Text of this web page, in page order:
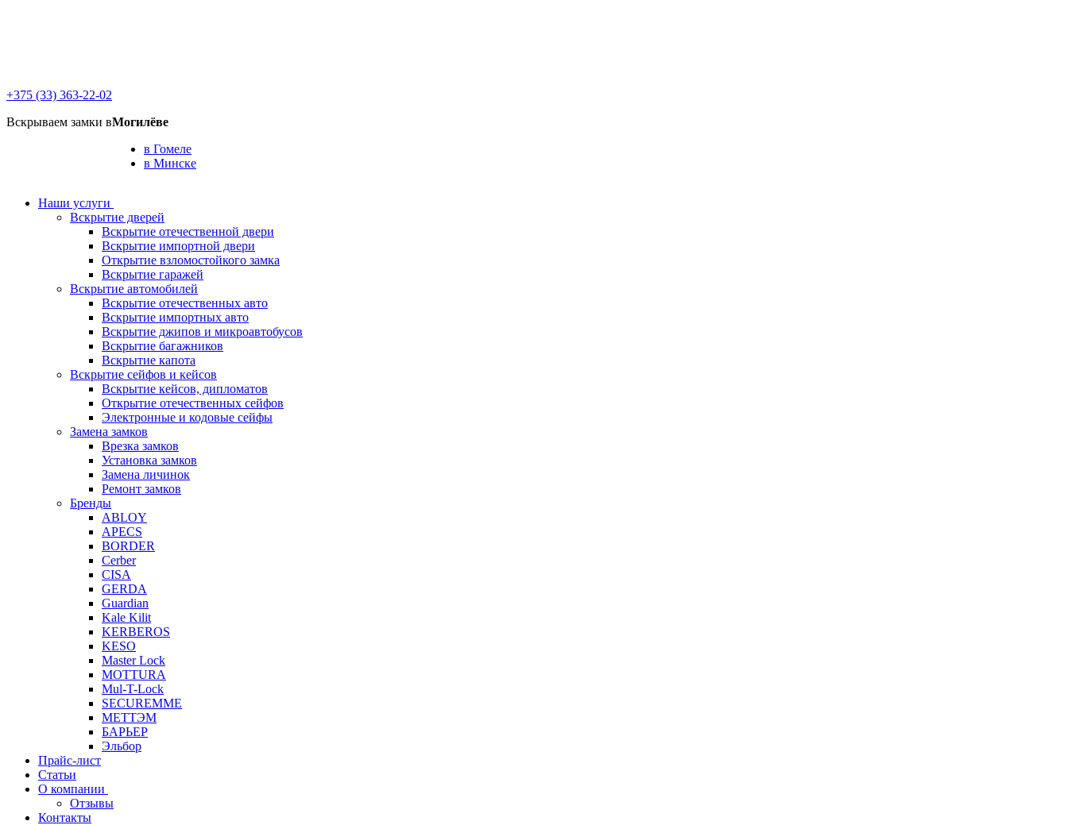
+375 (33) 363-22-02
Вскрываем замки вМогилёве
в Гомеле
в Минске
Наши услуги
Вскрытие дверей
Вскрытие отечественной двери
Вскрытие импортной двери
Открытие взломостойкого замка
Вскрытие гаражей
Вскрытие автомобилей
Вскрытие отечественных авто
Вскрытие импортных авто
Вскрытие джипов и микроавтобусов
Вскрытие багажников
Вскрытие капота
Вскрытие сейфов и кейсов
Вскрытие кейсов, дипломатов
Открытие отечественных сейфов
Электронные и кодовые сейфы
Замена замков
Врезка замков
Установка замков
Замена личинок
Ремонт замков
Бренды
ABLOY
APECS
BORDER
Cerber
CISA
GERDA
Guardian
Kale Kilit
KERBEROS
KESO
Master Lock
MOTTURA
Mul-T-Lock
SECUREMME
МЕТТЭМ
БАРЬЕР
Эльбор
Прайс-лист
Статьи
О компании
Отзывы
Контакты